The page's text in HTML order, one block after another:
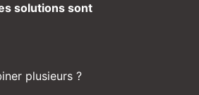
solutions sont
plusieurs ?